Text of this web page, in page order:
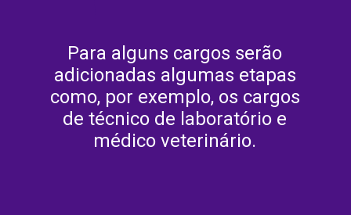
Para alguns cargos serão
adicionadas algumas etapas
como, por exemplo, os cargos
de técnico de laboratório e
médico veterinário.